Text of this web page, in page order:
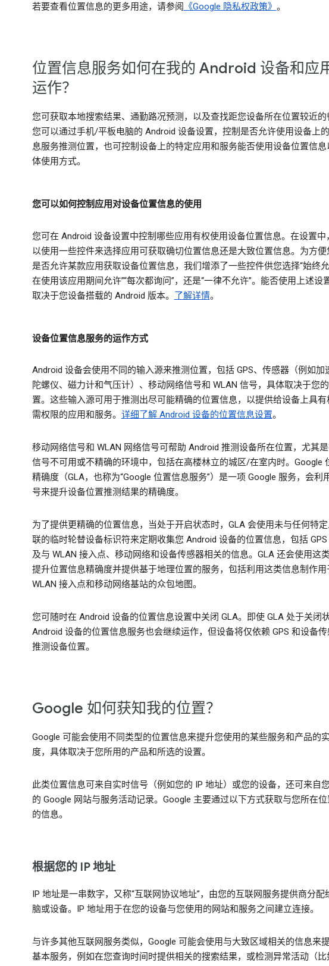
若要查看位置信息的更多用途，请参阅 《Google 隐私权政策》 。
位置信息服务如何在我的 Android 设备和应
运作？
您可获取本地搜索结果、通勤路况预测，以及查找距您设备所在位置较近的
您可以通过手机/平板电脑的 Android 设备设置，控制是否允许使用设备上
息服务推测位置，也可控制设备上的特定应用和服务能否使用设备位置信息
体使用方式。
您可以如何控制应用对设备位置信息的使用
您可在 Android 设备设置中控制哪些应用有权使用设备位置信息。在设置中
以使用一些控件来选择应用可获取确切位置信息还是大致位置信息。为方便
是否允许某款应用获取设备位置信息，我们增添了一些控件供您选择“始终允
在使用该应用期间允许”“每次都询问”，还是“一律不允许”。能否使用上述设
取决于您设备搭载的 Android 版本。 了解详情。
设备位置信息服务的运作方式
Android 设备会使用不同的输入源来推测位置，包括 GPS、传感器（例如加
陀螺仪、磁力计和气压计）、移动网络信号和 WLAN 信号，具体取决于您
置。这些输入源可用于推测出尽可能精确的位置信息，以提供给设备上具有
需权限的应用和服务。 详细了解 Android 设备的位置信息设置。
移动网络信号和 WLAN 网络信号可帮助 Android 推测设备所在位置，尤其是
信号不可用或不精确的环境中，包括在高楼林立的城区/在室内时。Google
精确度（GLA，也称为“Google 位置信息服务”）是一项 Google 服务，会利
号来提升设备位置推测结果的精确度。
为了提供更精确的位置信息，当处于开启状态时，GLA 会使用未与任何特
联的临时轮替设备标识符来定期收集您 Android 设备的位置信息，包括
及与 WLAN 接入点、移动网络和设备传感器相关的信息。GLA 还会使用这
提升位置信息精确度并提供基于地理位置的服务，包括利用这类信息制作用
WLAN 接入点和移动网络基站的众包地图。
您可随时在 Android 设备的位置信息设置中关闭 GLA。即使 GLA 处于关闭
Android 设备的位置信息服务也会继续运作，但设备将仅依赖 GPS 和设备
推测设备位置。
Google 如何获知我的位置？
Google 可能会使用不同类型的位置信息来提升您使用的某些服务和产品的
度，具体取决于您所用的产品和所选的设置。
此类位置信息可来自实时信号（例如您的 IP 地址）或您的设备，还可来自
的 Google 网站与服务活动记录。Google 主要通过以下方式获取与您所在
的信息。
根据您的 IP 地址
IP 地址是一串数字，又称“互联网协议地址”，由您的互联网服务提供商分配
脑或设备。IP 地址用于在您的设备与您使用的网站和服务之间建立连接。
与许多其他互联网服务类似，Google 可能会使用与大致区域相关的信息来
基本服务，例如在您查询时间时提供相关的搜索结果，或检测异常活动（比